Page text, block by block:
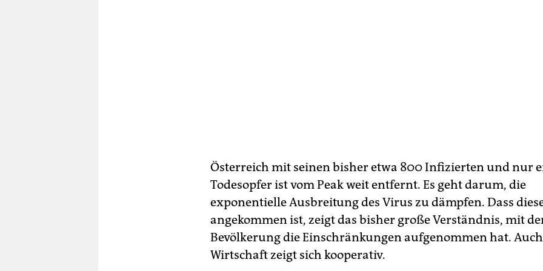
Österreich mit seinen bisher etwa 800 Infizierten und nur
Todesopfer ist vom Peak weit entfernt. Es geht darum, die
exponentielle Ausbreitung des Virus zu dämpfen. Dass
angekommen ist, zeigt das bisher große Verständnis, mit
Bevölkerung die Einschränkungen aufgenommen hat.
Wirtschaft zeigt sich kooperativ.